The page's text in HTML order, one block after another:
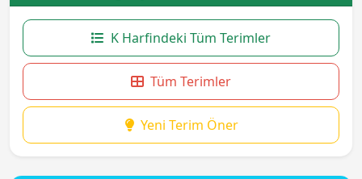
K Harfindeki Tüm Terimler
Tüm Terimler
Yeni Terim Öner